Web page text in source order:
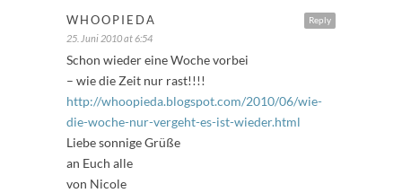
Reply
WHOOPIEDA
25. Juni 2010 at 6:54
Schon wieder eine Woche vorbei
– wie die Zeit nur rast!!!!
http://whoopieda.blogspot.com/2010/06/wie-
die-woche-nur-vergeht-es-ist-wieder.html
Liebe sonnige Grüße
an Euch alle
von Nicole